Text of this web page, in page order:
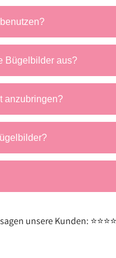
Bügelbilder aus?
anzubringen?
unsere Kunden: